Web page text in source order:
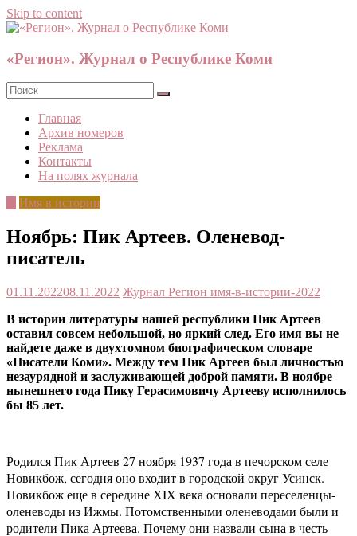
Skip to content
«Регион». Журнал о Республике Коми
Главная
Архив номеров
Реклама
Контакты
На полях журнала
Имя в истории
Ноябрь: Пик Артеев. Оленевод-
писатель
01.11.202208.11.2022 Журнал Регион имя-в-истории-2022
В истории литературы нашей республики Пик Артеев
оставил совсем небольшой, но яркий след. Его имя вы не
найдете даже в двухтомном биографическом словаре
«Писатели Коми». Между тем Пик Артеев был личностью
незаурядной и заслуживающей доброй памяти. В ноябре
нынешнего года Пику Герасимовичу Артееву исполнилось
бы 85 лет.
Родился Пик Артеев 27 ноября 1937 года в печорском селе
Новикбож, сегодня оно входит в городской округ Усинск.
Новикбож еще в середине ХIX века основали переселенцы-
оленеводы из Ижмы. Потомственными оленеводами были и
родители Пика Артеева. Почему они назвали сына в честь